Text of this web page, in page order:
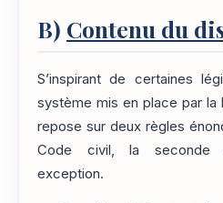
B) Contenu du
S’inspirant de certaines
système mis en place par la
repose sur deux règles
Code civil, la seconde
exception.